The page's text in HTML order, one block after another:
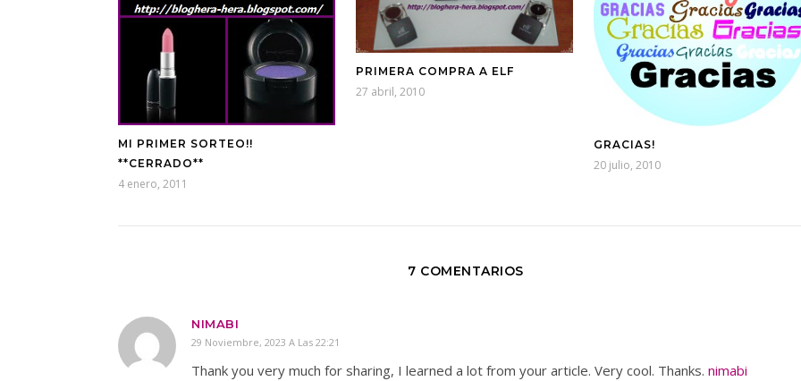
MI PRIMER SORTEO!!
**CERRADO**
4 enero, 2011
PRIMERA COMPRA A ELF
27 abril, 2010
GRACIAS!
20 julio, 2010
7 COMENTARIOS
NIMABI
29 Noviembre, 2023 A Las 22:21
Thank you very much for sharing, I learned a lot from your article. Very cool. Thanks. nimabi